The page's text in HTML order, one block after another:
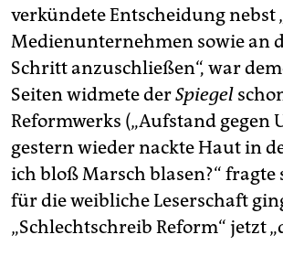
verkündete Entscheidung nebst
Medienunternehmen sowie an
Schritt anzuschließen“, war
Seiten widmete derSpiegel
Reformwerks („Aufstand gegen
gestern wieder nackte Haut in
ich bloß Marsch blasen?“ fragte
für die weibliche Leserschaft
„Schlechtschreib Reform“ jetzt